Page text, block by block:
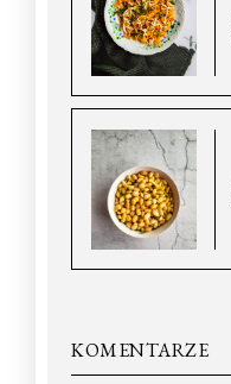
KOMENTARZE